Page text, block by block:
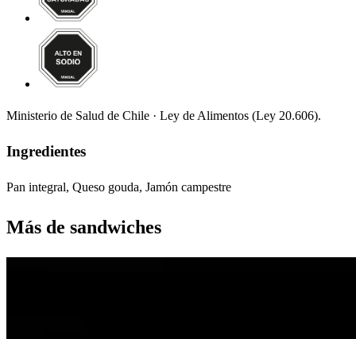
Ministerio de Salud de Chile · Ley de Alimentos (Ley 20.606).
Ingredientes
Pan integral, Queso gouda, Jamón campestre
Más de sandwiches